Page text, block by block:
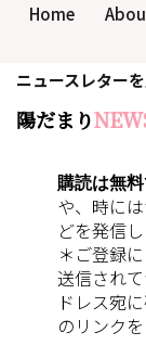
Home
ニュースレター
陽だまり
購読は無
や、時に
どを発信し
＊ご登録
送信され
ドレス宛
のリンク